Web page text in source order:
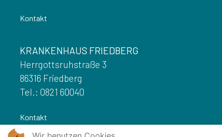
Kontakt
KRANKENHAUS FRIEDBERG
Herrgottsruhstraße 3
86316 Friedberg
Tel.: 0821 60040
Kontakt